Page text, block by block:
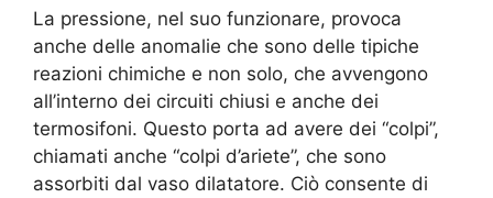
La pressione, nel suo funzionare, provoca
anche delle anomalie che sono delle tipiche
reazioni chimiche e non solo, che avvengono
all’interno dei circuiti chiusi e anche dei
termosifoni. Questo porta ad avere dei “colpi”,
chiamati anche “colpi d’ariete”, che sono
assorbiti dal vaso dilatatore. Ciò consente di